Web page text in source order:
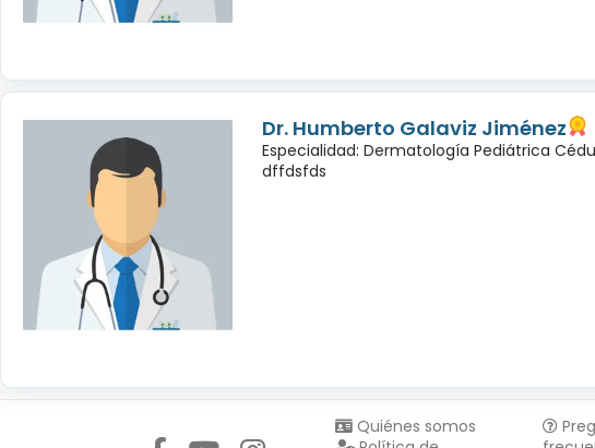
Dr. Humberto Galaviz Jiménez
Especialidad: Dermatología Pediátrica
dffdsfds
Quiénes somos